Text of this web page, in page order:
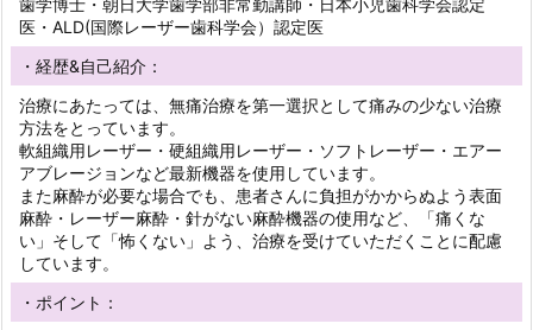
歯学博士・朝日大学歯学部非常勤講師・日本小児歯科学会認定
医・ALD(国際レーザー歯科学会）認定医
・経歴&自己紹介：
治療にあたっては、無痛治療を第一選択として痛みの少ない治療
方法をとっています。
軟組織用レーザー・硬組織用レーザー・ソフトレーザー・エアー
アブレージョンなど最新機器を使用しています。
また麻酔が必要な場合でも、患者さんに負担がかからぬよう表面
麻酔・レーザー麻酔・針がない麻酔機器の使用など、「痛くな
い」そして「怖くない」よう、治療を受けていただくことに配慮
しています。
・ポイント：